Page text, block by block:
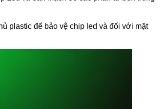
plastic để bảo vệ chip led và đối với mặt